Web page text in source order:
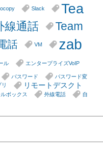
Slack
Tea
線通話
Team
話 VM
zab
ル エンタープライズVoIP
パスワード
パスワード変
リモートデスクト
ボックス 外線電話
自